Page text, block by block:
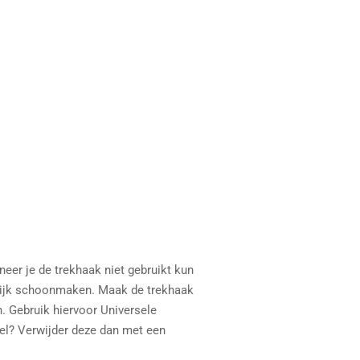
je de trekhaak niet gebruikt kun
schoonmaken. Maak de trekhaak
Gebruik hiervoor Universele
Verwijder deze dan met een